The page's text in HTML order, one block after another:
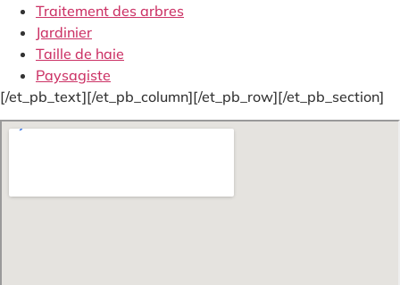
Traitement des arbres
Jardinier
Taille de haie
Paysagiste
[/et_pb_text][/et_pb_column][/et_pb_row][/et_pb_section]